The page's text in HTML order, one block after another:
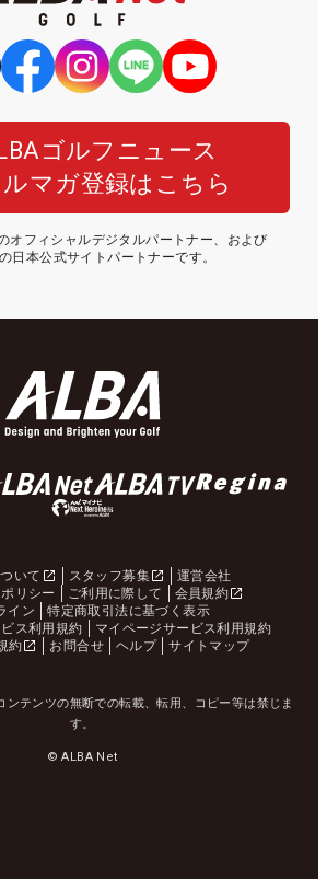
ゴルフニュース
ルマガ登録はこちら
オフィシャルデジタルパートナー、および
日本公式サイトパートナーです。
いて スタッフ募集
運営会社
リシー
ご利用に際して
会員規約
イン
特定商取引法に基づく表示
ス利用規約
マイページサービス利用規約
約
お問合せ ヘルプ サイトマップ
ンテンツの無断での転載、転用、コピー等は禁じま
す。
© ALBA Net